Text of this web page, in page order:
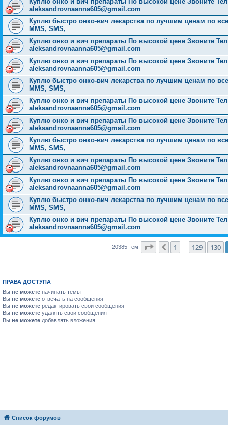
aleksandrovnaanna605@gmail.com
Куплю быстро онко-вич лекарства по лучшим ценам по
MMS, SMS,
Куплю онко и вич препараты По высокой цене Звоните
aleksandrovnaanna605@gmail.com
Куплю онко и вич препараты По высокой цене Звоните
aleksandrovnaanna605@gmail.com
Куплю быстро онко-вич лекарства по лучшим ценам по
MMS, SMS,
Куплю онко и вич препараты По высокой цене Звоните
aleksandrovnaanna605@gmail.com
Куплю онко и вич препараты По высокой цене Звоните
aleksandrovnaanna605@gmail.com
Куплю быстро онко-вич лекарства по лучшим ценам по
MMS, SMS,
Куплю онко и вич препараты По высокой цене Звоните
aleksandrovnaanna605@gmail.com
Куплю онко и вич препараты По высокой цене Звоните
aleksandrovnaanna605@gmail.com
Куплю быстро онко-вич лекарства по лучшим ценам по
MMS, SMS,
Куплю онко и вич препараты По высокой цене Звоните
aleksandrovnaanna605@gmail.com
20385 тем Страница 131из 816
Пред.
1 129 130
ПРАВА ДОСТУПА
Вы не можете начинать темы
Вы не можете отвечать на сообщения
Вы не можете редактировать свои сообщения
Вы не можете удалять свои сообщения
Вы не можете добавлять вложения
Список форумов